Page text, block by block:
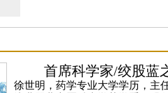
首席科学家/绞股蓝
徐世明，药学专业大学学历，主